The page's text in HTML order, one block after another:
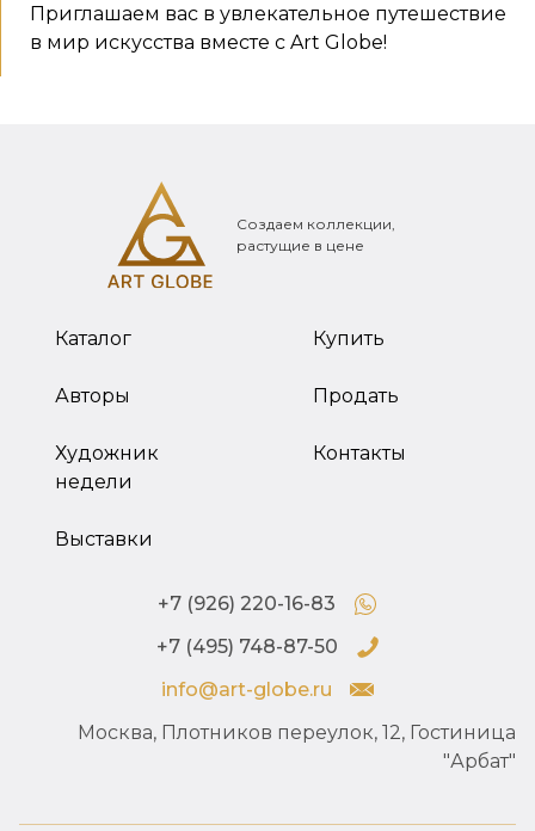
Приглашаем вас в увлекательное путешествие
в мир искусства вместе с Art Globe!
Создаем коллекции,
растущие в цене
Каталог
Авторы
Художник
недели
Выставки
Купить
Продать
Контакты
+7 (926) 220-16-83
+7 (495) 748-87-50
info@art-globe.ru
Москва, Плотников переулок, 12, Гостиница
"Арбат"